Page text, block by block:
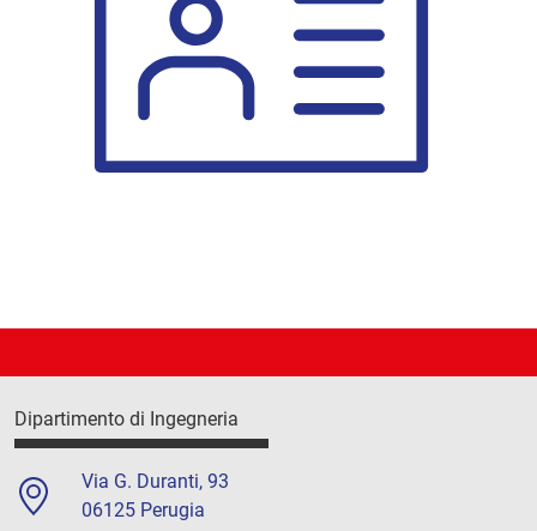
Dipartimento di Ingegneria
Via G. Duranti, 93
06125 Perugia